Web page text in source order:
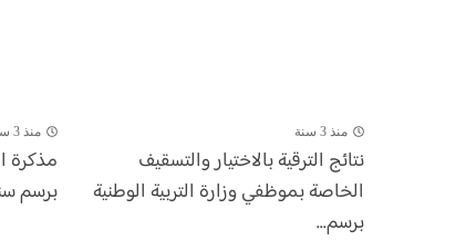
منذ 3 سنة
​نتائج الترقية بالاختيار والتسقيف
الخاصة بموظفي وزارة التربية الوطنية
برسم...
منذ 3 سنة
مذكرة
برسم سنة